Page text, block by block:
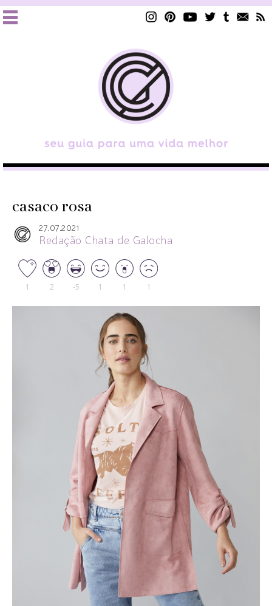
casaco rosa
27.07.2021
Redação Chata de Galocha
1 2 -5 1 1 1